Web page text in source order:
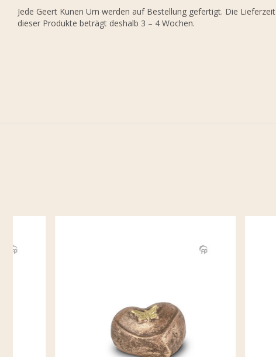
Jede Geert Kunen Urn werden auf Bestellung gefertigt. Die Lieferzeit
dieser Produkte beträgt deshalb 3 – 4 Wochen.